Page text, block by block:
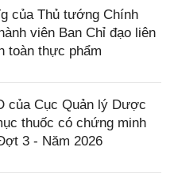
của Thủ tướng Chính
viên Ban Chỉ đạo liên
toàn thực phẩm
của Cục Quản lý Dược
thuốc có chứng minh
3 - Năm 2026